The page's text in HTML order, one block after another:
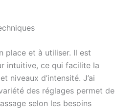
afin que tout votre corps se
: Entre 5'3" et 6'3" de
Moins de 29" de largeur de
place et à utiliser. Il est
intuitive, ce qui facilite la
niveaux d’intensité. J’ai
des réglages permet de
selon les besoins